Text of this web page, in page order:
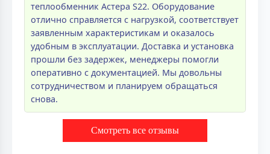
теплообменник Астера S22. Оборудование
отлично справляется с нагрузкой, соответствует
заявленным характеристикам и оказалось
удобным в эксплуатации. Доставка и установка
прошли без задержек, менеджеры помогли
оперативно с документацией. Мы довольны
сотрудничеством и планируем обращаться
снова.
Смотреть все отзывы